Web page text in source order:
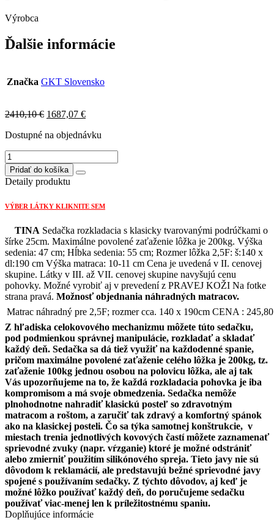
Výrobca
Ďalšie informácie
Značka GKT Slovensko
2410,10€ Original
was:
1687,07 €Current
is:
Dostupné na objednávku
množstvo
TINA
sedačka
2,5F/s
úložným
Strana
pravá
Pridať do košíka
Detaily produktu
VÝBER LÁTKY KLIKNITE SEM
TINA Sedačka rozkladacia s klasicky tvarovanými podrúčkami o
šírke 25cm. Maximálne povolené zaťaženie lôžka je 200kg. Výška
sedenia: 47 cm; Hĺbka sedenia: 55 cm; Rozmer lôžka 2,5F: š:140 x
dl:190 cm Výška matraca: 10-11 cm Cena je uvedená v II. cenovej
skupine. Látky v III. až VII. cenovej skupine navyšujú cenu
pohovky. Možné vyrobiť aj v prevedení z PRAVEJ KOŽI Na fotke
strana pravá. Možnosť objednania náhradných matracov.
Matrac náhradný pre 2,5F; rozmer cca. 140 x 190cm CENA :
Z hľadiska celokovového mechanizmu môžete túto sedačku,
pod podmienkou správnej manipulácie, rozkladať a skladať
každý deň. Sedačka sa dá tiež využiť na každodenné spanie,
pričom maximálne povolené zaťaženie celého lôžka je 200kg, tz.
zaťaženie 100kg jednou osobou na polovicu lôžka, ale aj tak
Vás upozorňujeme na to, že každá rozkladacia pohovka je iba
kompromisom a má svoje obmedzenia. Sedačka nemôže
plnohodnotne nahradiť klasickú posteľ so zdravotným
matracom a roštom, a zaručiť tak zdravý a komfortný spánok
ako na klasickej posteli. Čo sa týka samotnej konštrukcie, v
miestach trenia jednotlivých kovových častí môžete zaznamenať
sprievodné zvuky (napr. vŕzganie) ktoré je možné odstrániť
alebo zmierniť použitím silikónového spreja. Tieto javy nie sú
dôvodom k reklamácií, ale predstavujú bežné sprievodné javy
spojené s používaním sedačky. Z týchto dôvodov, aj keď je
možné lôžko používať každý deň, do poručujeme sedačku
používať viac-menej len k príležitostnému spaniu.
Doplňujúce informácie